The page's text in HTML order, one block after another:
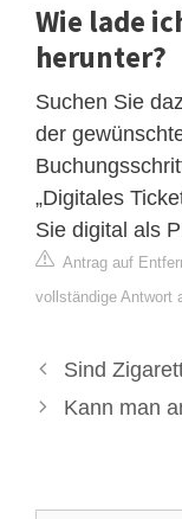
Wie lade
herunter?
Suchen Sie
der
„Digitales
Sie digital als
Antrag auf
vollständige Antwort
Sind
Kann man